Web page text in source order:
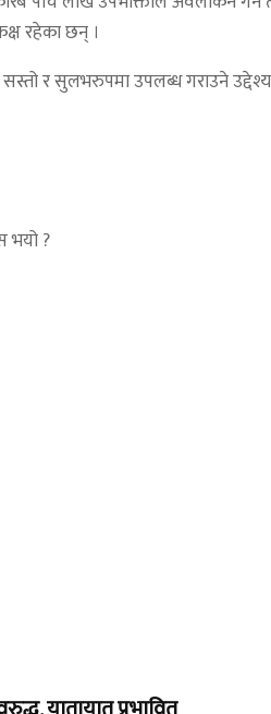
रहेका छन् ।
र सुलभरुपमा उपलब्ध गराउने
भयो ?